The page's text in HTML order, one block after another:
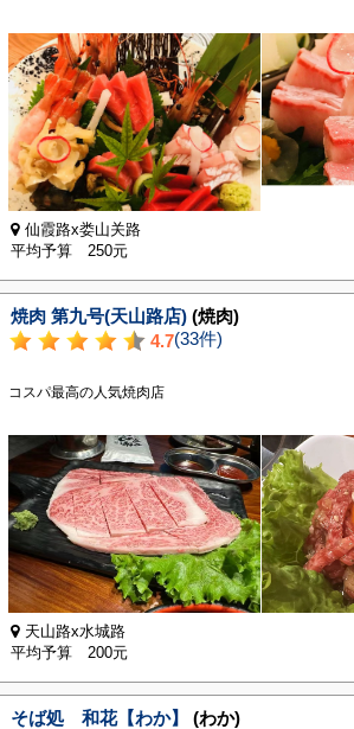
仙霞路x娄山关路
平均予算 250元
焼肉 第九号(天山路店) (焼肉)
4.7(33件)
コスパ最高の人気焼肉店
天山路x水城路
平均予算 200元
そば処 和花【わか】
(わか)